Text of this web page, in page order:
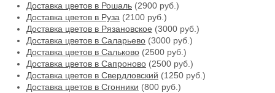
Доставка цветов в Рошаль (2900 руб.)
Доставка цветов в Руза (2100 руб.)
Доставка цветов в Рязановское (3000 руб.)
Доставка цветов в Саларьево (3000 руб.)
Доставка цветов в Сальково (2500 руб.)
Доставка цветов в Сапроново (2500 руб.)
Доставка цветов в Свердловский (1250 руб.)
Доставка цветов в Сгонники (800 руб.)